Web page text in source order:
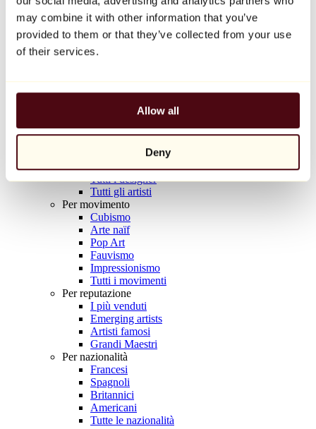
may combine it with other information that you’ve
provided to them or that they’ve collected from your use
of their services.
Allow all
Deny
Balloon Dog (Orange)
Jeff Koons
10.000 €
Artisti
Tutti i pittori
Tutti i fotografi
Tutti i disegnatori
Tutti i designer
Tutti gli artisti
Per movimento
Cubismo
Arte naïf
Pop Art
Fauvismo
Impressionismo
Tutti i movimenti
Per reputazione
I più venduti
Emerging artists
Artisti famosi
Grandi Maestri
Per nazionalità
Francesi
Spagnoli
Britannici
Americani
Tutte le nazionalità